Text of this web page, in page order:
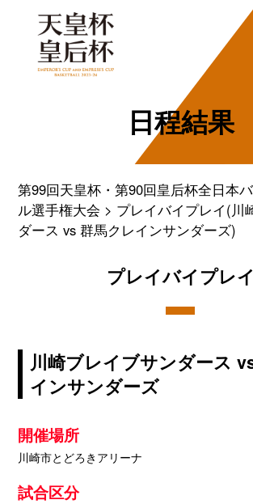
日程結果
第99回天皇杯・第90回皇后杯全日本
ル選手権大会
プレイバイプレイ(川
ダース vs 群馬クレインサンダーズ)
プレイバイプレイ
川崎ブレイブサンダース
インサンダーズ
開催場所
川崎市とどろきアリーナ
試合区分